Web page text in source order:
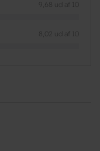
9,68 ud af 10
8,02 ud af 10